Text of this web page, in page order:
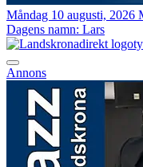
Måndag 10 augusti, 2026
Dagens namn: Lars
Annons